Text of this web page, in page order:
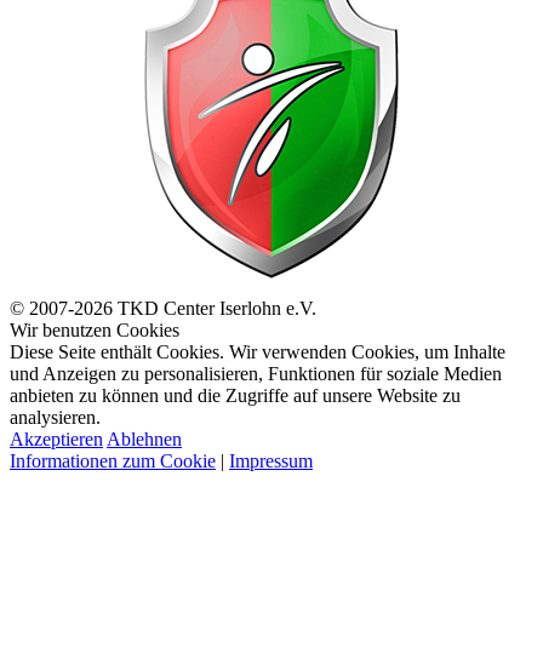
© 2007-2026 TKD Center Iserlohn e.V.
Wir benutzen Cookies
Diese Seite enthält Cookies. Wir verwenden Cookies, um Inhalte
und Anzeigen zu personalisieren, Funktionen für soziale Medien
anbieten zu können und die Zugriffe auf unsere Website zu
analysieren.
Akzeptieren Ablehnen
Informationen zum Cookie | Impressum